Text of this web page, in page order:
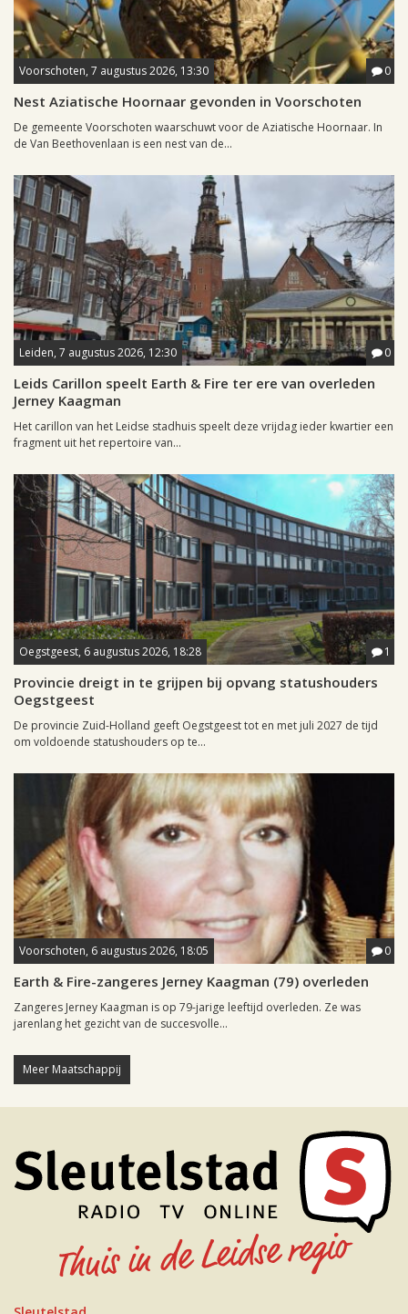
Voorschoten, 7 augustus 2026, 13:30 0
Nest Aziatische Hoornaar gevonden in Voorschoten
De gemeente Voorschoten waarschuwt voor de Aziatische Hoornaar. In
de Van Beethovenlaan is een nest van de...
Leiden, 7 augustus 2026, 12:30 0
Leids Carillon speelt Earth & Fire ter ere van overleden
Jerney Kaagman
Het carillon van het Leidse stadhuis speelt deze vrijdag ieder kwartier een
fragment uit het repertoire van...
Oegstgeest, 6 augustus 2026, 18:28 1
Provincie dreigt in te grijpen bij opvang statushouders
Oegstgeest
De provincie Zuid-Holland geeft Oegstgeest tot en met juli 2027 de tijd
om voldoende statushouders op te...
Voorschoten, 6 augustus 2026, 18:05 0
Earth & Fire-zangeres Jerney Kaagman (79) overleden
Zangeres Jerney Kaagman is op 79-jarige leeftijd overleden. Ze was
jarenlang het gezicht van de succesvolle...
Meer Maatschappij